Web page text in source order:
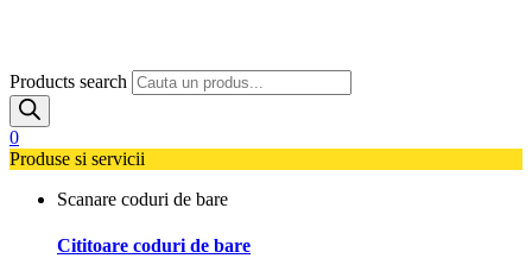
Products search
0
Produse si servicii
Scanare coduri de bare
Cititoare coduri de bare